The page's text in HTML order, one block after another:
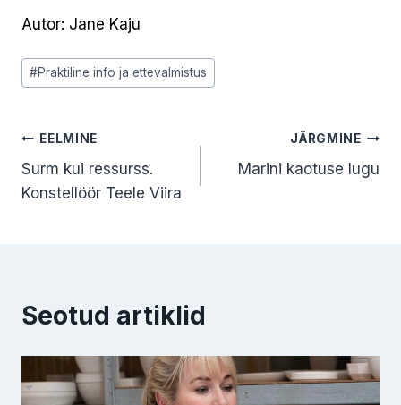
Autor: Jane Kaju
Post
Tags:
#Praktiline info ja ettevalmistus
Navigeerimine
EELMINE
Surm kui ressurss.
Konstellöör Teele Viira
JÄRGMINE
Marini kaotuse lugu
Seotud artiklid